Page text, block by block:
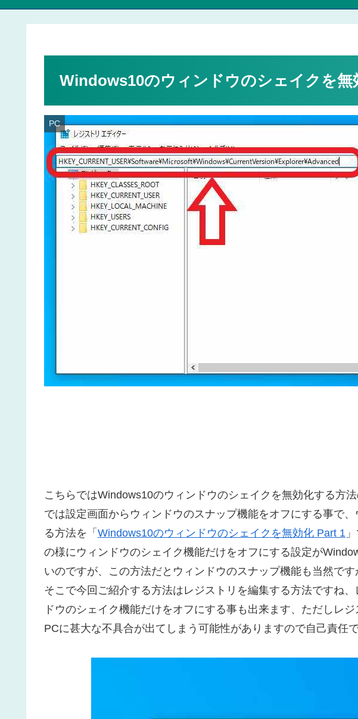
Windows10のウィンドウのシェイクを無
PC
こちらではWindows10のウィンドウのシェイクを無効化する方
では設定画面からウィンドウのスナップ機能をオフにする事で
る方法を「 Windows10のウィンドウのシェイクを無効化 Part 1
の様にウィンドウのシェイク機能だけをオフにする設定が
いのですが、この方法だとウィンドウのスナップ機能も当然です
そこで今回ご紹介する方法はレジストリを編集する方法ですね
ドウのシェイク機能だけをオフにする事も出来ます、ただしレ
PCに甚大な不具合が出てしまう可能性がありますので自己責任